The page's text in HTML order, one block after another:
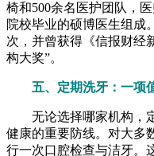
椅和500余名医护团队，
院校毕业的硕博医生组成
次，并曾获得《信报财经
构大奖”。
五、定期洗牙：一项
无论选择哪家机构，定
健康的重要防线。对大多
行一次口腔检查与洁牙。